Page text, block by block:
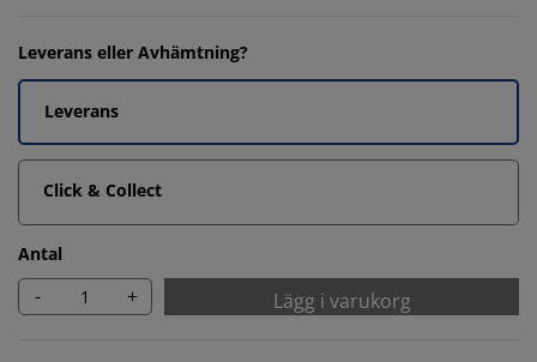
Leverans eller Avhämtning?
Leverans
Click & Collect
Antal
- + Lägg i varukorg